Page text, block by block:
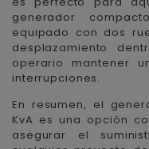
generador
equipado con dos
desplazamiento
operario mantener
interrupciones.
En resumen, el
KvA es una opción
asegurar el